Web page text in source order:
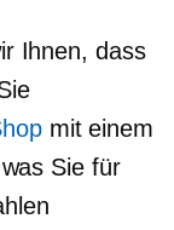
Ihnen, dass
mit einem
Sie für